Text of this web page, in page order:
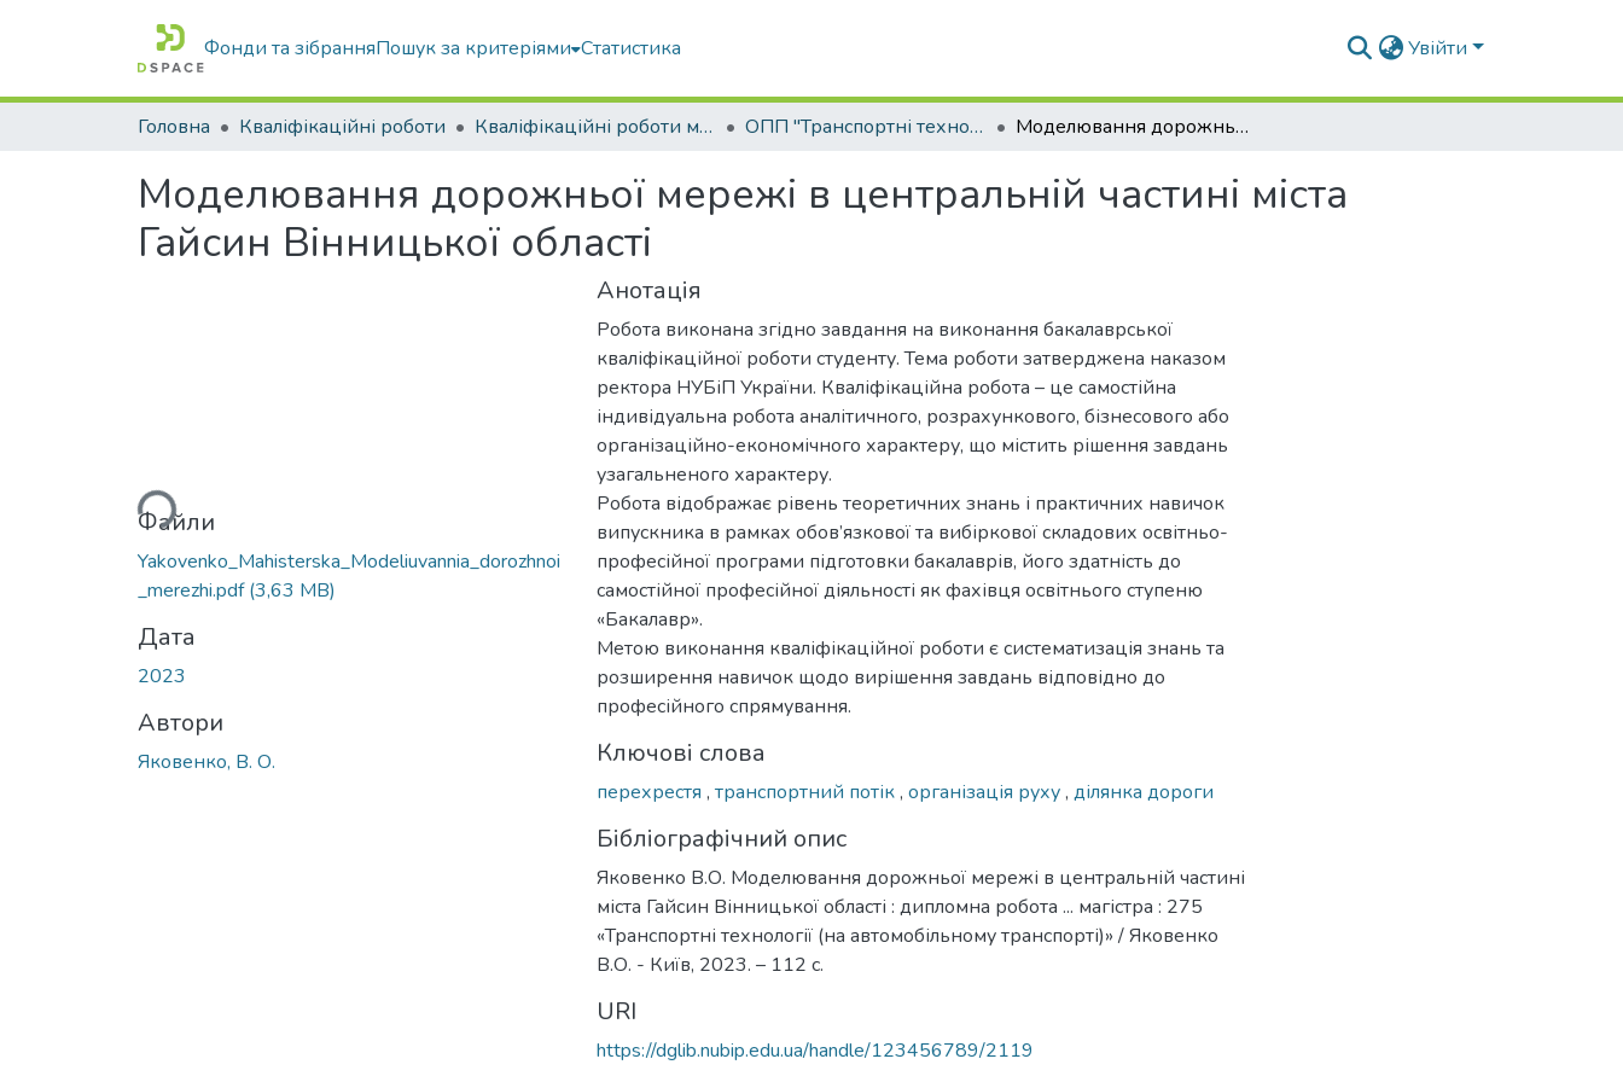
Фонди та зібранняПошук за критеріями Статистика Увійти
Головна Кваліфікаційні роботи Кваліфікаційні роботи магістрів ОПП "Транспортні технології на автомобільному транспорті" Моделювання дорожньої мережі в центральній частині міста Гайсин Вінницької області
Моделювання дорожньої мережі в центральній частині міста
Гайсин Вінницької області
Вантажиться...
Файли
Yakovenko_Mahisterska_Modeliuvannia_dorozhnoi
_merezhi.pdf(3,63 MB)
Дата
2023
Автори
Яковенко, В. О.
Анотація
Робота виконана згідно завдання на виконання бакалаврської
кваліфікаційної роботи студенту. Тема роботи затверджена наказом
ректора НУБіП України. Кваліфікаційна робота – це самостійна
індивідуальна робота аналітичного, розрахункового, бізнесового або
організаційно-економічного характеру, що містить рішення завдань
узагальненого характеру.
Робота відображає рівень теоретичних знань і практичних навичок
випускника в рамках обов’язкової та вибіркової складових освітньо-
професійної програми підготовки бакалаврів, його здатність до
самостійної професійної діяльності як фахівця освітнього ступеню
«Бакалавр».
Метою виконання кваліфікаційної роботи є систематизація знань та
розширення навичок щодо вирішення завдань відповідно до
професійного спрямування.
Ключові слова
перехрестя , транспортний потік, організація руху, ділянка дороги
Бібліографічний опис
Яковенко В.О. Моделювання дорожньої мережі в центральній частині
міста Гайсин Вінницької області : дипломна робота ... магістра : 275
«Транспортні технології (на автомобільному транспорті)» / Яковенко
В.О. - Київ, 2023. – 112 с.
URI
https://dglib.nubip.edu.ua/handle/123456789/2119